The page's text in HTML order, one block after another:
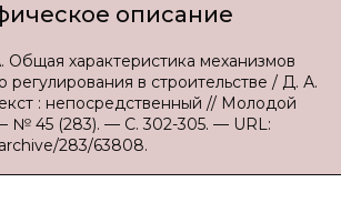
описание
Общая характеристика механизмов
регулирования в строительстве / Д. А.
: непосредственный // Молодой
№ 45 (283). — С. 302-305. — URL:
283/63808.